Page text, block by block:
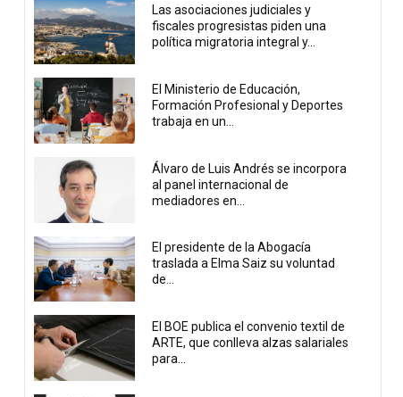
Las asociaciones judiciales y
fiscales progresistas piden una
política migratoria integral y...
El Ministerio de Educación,
Formación Profesional y Deportes
trabaja en un...
Álvaro de Luis Andrés se incorpora
al panel internacional de
mediadores en...
El presidente de la Abogacía
traslada a Elma Saiz su voluntad
de...
El BOE publica el convenio textil de
ARTE, que conlleva alzas salariales
para...